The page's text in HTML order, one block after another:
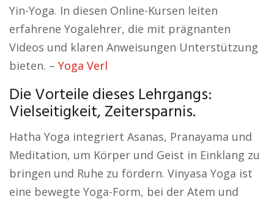
Yin-Yoga. In diesen Online-Kursen leiten
erfahrene Yogalehrer, die mit prägnanten
Videos und klaren Anweisungen Unterstützung
bieten. – Yoga Verl
Die Vorteile dieses Lehrgangs:
Vielseitigkeit, Zeitersparnis.
Hatha Yoga integriert Asanas, Pranayama und
Meditation, um Körper und Geist in Einklang zu
bringen und Ruhe zu fördern. Vinyasa Yoga ist
eine bewegte Yoga-Form, bei der Atem und